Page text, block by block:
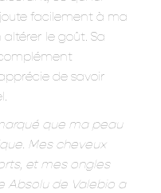
facilement à ma
le goût. Sa
de savoir
que ma peau
Mes cheveux
et mes ongles
Absolu de Valebio a